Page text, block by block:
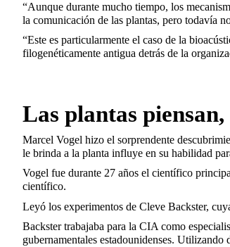
“Aunque durante mucho tiempo, los
la comunicación de las plantas, pero todavía
“Este es particularmente el caso de la
filogenéticamente antigua detrás de la
Las plantas
Marcel Vogel hizo el sorprendente
le brinda a la planta influye en su habilidad
Vogel fue durante 27 años el científico
científico.
Leyó los experimentos de Cleve Backster,
Backster trabajaba para la CIA como
gubernamentales estadounidenses. Utilizando